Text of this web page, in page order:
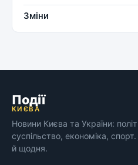
Зміни
Події
КИЄВА
Новини Києва та України:
суспільство, економіка,
й щодня.